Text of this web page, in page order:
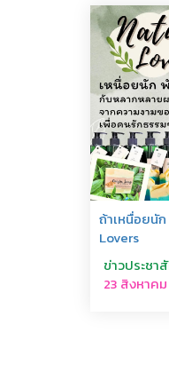
ถ้าเหนื่อยนั
Lovers
ข่าวประชา
23 สิงหาค